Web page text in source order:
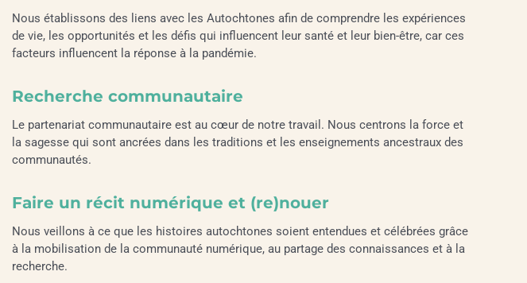
Nous établissons des liens avec les Autochtones afin de comprendre les expériences
de vie, les opportunités et les défis qui influencent leur santé et leur bien-être, car ces
facteurs influencent la réponse à la pandémie.
Recherche communautaire
Le partenariat communautaire est au cœur de notre travail. Nous centrons la force et
la sagesse qui sont ancrées dans les traditions et les enseignements ancestraux des
communautés.
Faire un récit numérique et (re)nouer
Nous veillons à ce que les histoires autochtones soient entendues et célébrées grâce
à la mobilisation de la communauté numérique, au partage des connaissances et à la
recherche.